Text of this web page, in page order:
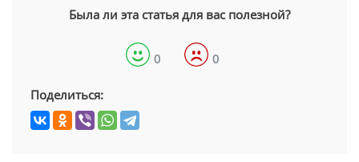
Была ли эта статья для вас полезной?
0 0
Поделиться: